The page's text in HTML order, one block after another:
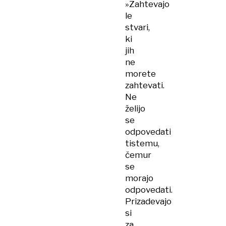
»Zahtevajo
le
stvari,
ki
jih
ne
morete
zahtevati.
Ne
želijo
se
odpovedati
tistemu,
čemur
se
morajo
odpovedati.
Prizadevajo
si